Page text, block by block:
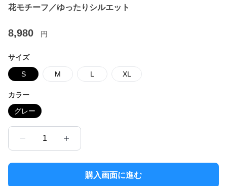
花モチーフ／ゆったりシルエット
8,980 円
サイズ
S M L XL
カラー
グレー
1
購入画面に進む